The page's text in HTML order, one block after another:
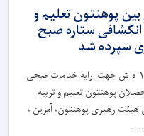
پوهنتون تعلیم و
ستاره صبح
سپرده شد
روز یکشنبه مورخ ١٢/١/١۴٠٢ ه.ش جهت ارایه خدمات صحی
پوهنتون تعلیم و تربیه
رهبری پوهنتون، آمرین ،
. .